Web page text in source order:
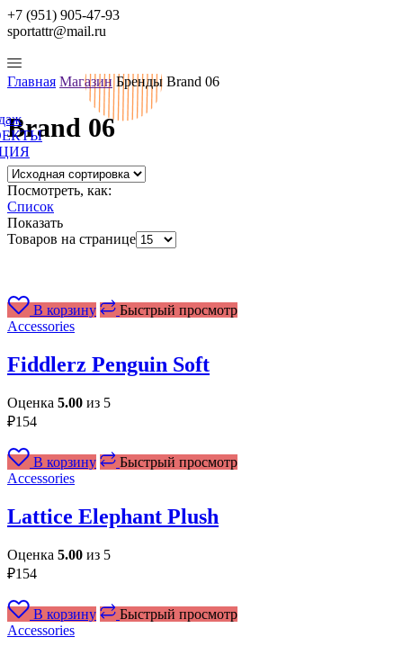
+7 (951) 905-47-93
sportattr@mail.ru
Главная Магазин Бренды Brand 06
Brand 06
Посмотреть, как:
Список
Показать
Товаров на странице
В корзину
Быстрый просмотр
Accessories
Fiddlerz Penguin Soft
Оценка 5.00 из 5
₽154
В корзину
Быстрый просмотр
Accessories
Lattice Elephant Plush
Оценка 5.00 из 5
₽154
В корзину
Быстрый просмотр
Accessories